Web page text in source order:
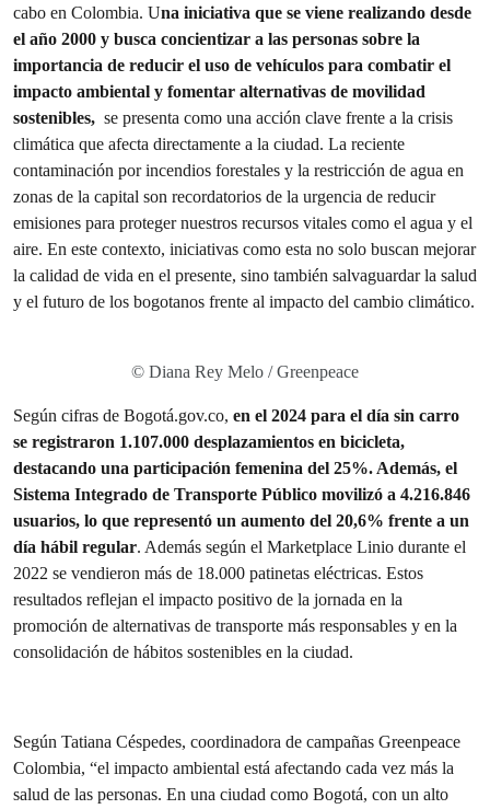
cabo en Colombia. Una iniciativa que se viene realizando desde
el año 2000 y busca concientizar a las personas sobre la
importancia de reducir el uso de vehículos para combatir el
impacto ambiental y fomentar alternativas de movilidad
sostenibles, se presenta como una acción clave frente a la crisis
climática que afecta directamente a la ciudad. La reciente
contaminación por incendios forestales y la restricción de agua en
zonas de la capital son recordatorios de la urgencia de reducir
emisiones para proteger nuestros recursos vitales como el agua y el
aire. En este contexto, iniciativas como esta no solo buscan mejorar
la calidad de vida en el presente, sino también salvaguardar la salud
y el futuro de los bogotanos frente al impacto del cambio climático.
© Diana Rey Melo / Greenpeace
Según cifras de Bogotá.gov.co, en el 2024 para el día sin carro
se registraron 1.107.000 desplazamientos en bicicleta,
destacando una participación femenina del 25%. Además, el
Sistema Integrado de Transporte Público movilizó a 4.216.846
usuarios, lo que representó un aumento del 20,6% frente a un
día hábil regular. Además según el Marketplace Linio durante el
2022 se vendieron más de 18.000 patinetas eléctricas. Estos
resultados reflejan el impacto positivo de la jornada en la
promoción de alternativas de transporte más responsables y en la
consolidación de hábitos sostenibles en la ciudad.
Según Tatiana Céspedes, coordinadora de campañas Greenpeace
Colombia, “el impacto ambiental está afectando cada vez más la
salud de las personas. En una ciudad como Bogotá, con un alto